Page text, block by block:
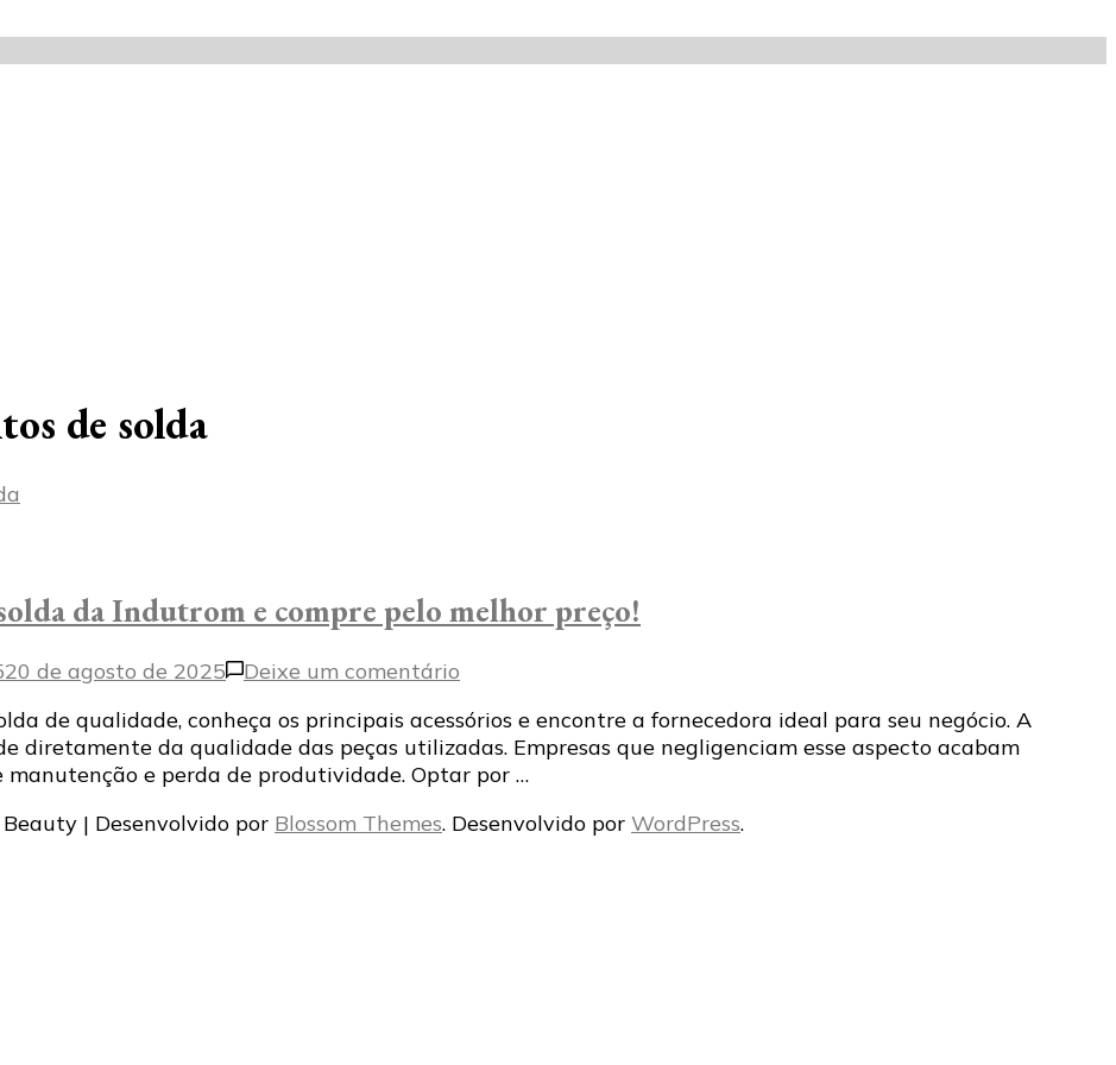
de solda
da Indutrom e compre pelo melhor preço!
20 de agosto de 2025 Deixe um comentário
as
peças
para
de
de qualidade, conheça os principais acessórios e encontre a fornecedora ideal para seu negócio. A
diretamente da qualidade das peças utilizadas. Empresas que negligenciam esse aspecto acabam
e perda de produtividade. Optar por …
Beauty | Desenvolvido por Blossom Themes. Desenvolvido por WordPress.